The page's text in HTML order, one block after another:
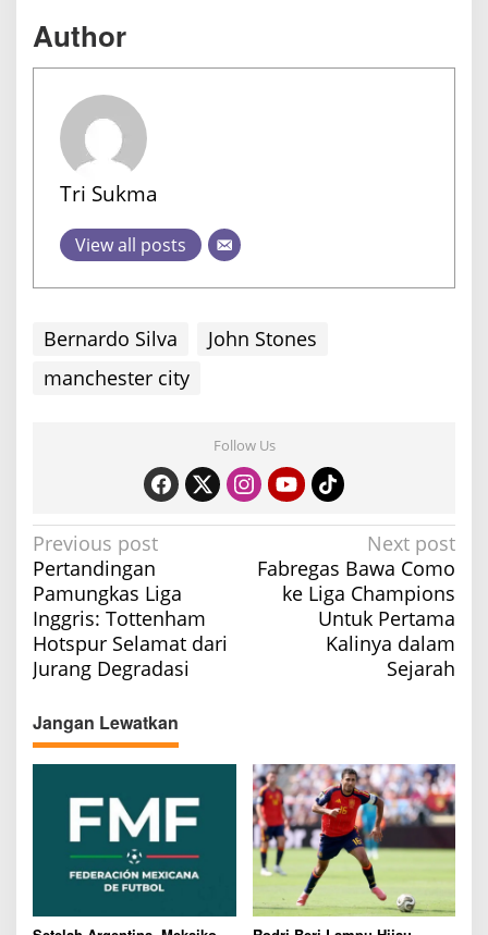
n
t
o
Author
Tri Sukma
View all posts
Bernardo Silva
John Stones
manchester city
Follow Us
P
o
s
t
n
v
i
o
Previous post
Pertandingan
Pamungkas Liga
Inggris: Tottenham
Hotspur Selamat dari
Jurang Degradasi
Next post
Fabregas Bawa Como
ke Liga Champions
Untuk Pertama
Kalinya dalam
Sejarah
Jangan Lewatkan